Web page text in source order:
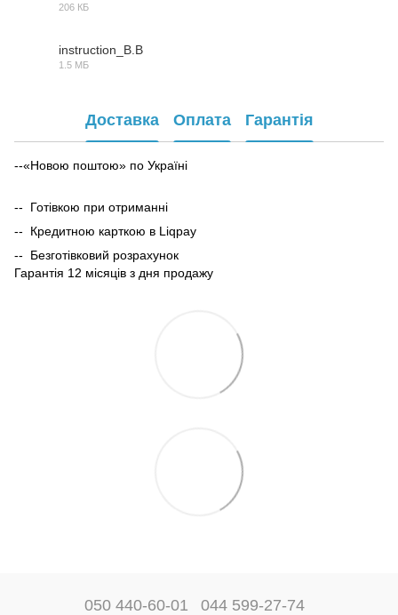
206 КБ
instruction_B.B
1.5 МБ
Доставка Оплата Гарантія
--«Новою поштою» по Україні
-- Готівкою при отриманні
-- Кредитною карткою в Liqpay
-- Безготівковий розрахунок
Гарантія 12 місяців з дня продажу
050 440-60-01 044 599-27-74